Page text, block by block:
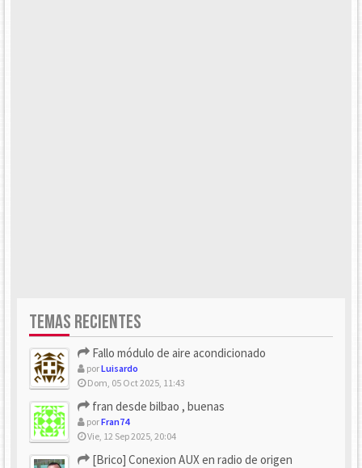
TEMAS RECIENTES
Fallo módulo de aire acondicionado
porLuisardo
Dom, 05 Oct 2025, 11:43
fran desde bilbao , buenas
porFran74
Vie, 12 Sep 2025, 20:04
[Brico] Conexion AUX en radio de origen